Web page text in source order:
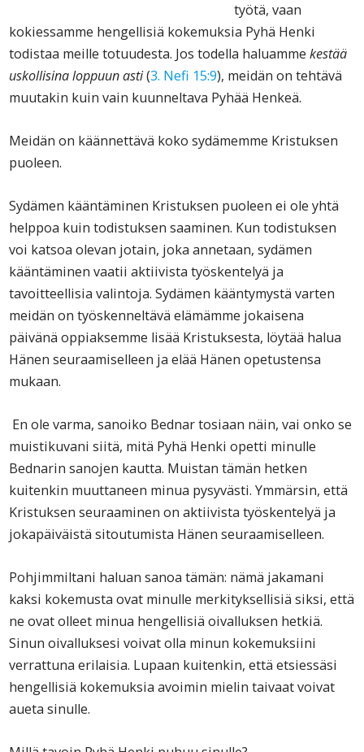
työtä, vaan
kokiessamme hengellisiä kokemuksia Pyhä Henki
todistaa meille totuudesta. Jos todella haluammekestää
uskollisina loppuun asti(3. Nefi 15:9), meidän on tehtävä
muutakin kuin vain kuunneltava Pyhää Henkeä.
Meidän on käännettävä koko sydämemme Kristuksen
puoleen.
Sydämen kääntäminen Kristuksen puoleen ei ole yhtä
helppoa kuin todistuksen saaminen. Kun todistuksen
voi katsoa olevan jotain, joka annetaan, sydämen
kääntäminen vaatii aktiivista työskentelyä ja
tavoitteellisia valintoja. Sydämen kääntymystä varten
meidän on työskenneltävä elämämme jokaisena
päivänä oppiaksemme lisää Kristuksesta, löytää halua
Hänen seuraamiselleen ja elää Hänen opetustensa
mukaan.
En ole varma, sanoiko Bednar tosiaan näin, vai onko se
muistikuvani siitä, mitä Pyhä Henki opetti minulle
Bednarin sanojen kautta. Muistan tämän hetken
kuitenkin muuttaneen minua pysyvästi. Ymmärsin, että
Kristuksen seuraaminen on aktiivista työskentelyä ja
jokapäiväistä sitoutumista Hänen seuraamiselleen.
Pohjimmiltani haluan sanoa tämän: nämä jakamani
kaksi kokemusta ovat minulle merkityksellisiä siksi, että
ne ovat olleet minua hengellisiä oivalluksen hetkiä.
Sinun oivalluksesi voivat olla minun kokemuksiini
verrattuna erilaisia. Lupaan kuitenkin, että etsiessäsi
hengellisiä kokemuksia avoimin mielin taivaat voivat
aueta sinulle.